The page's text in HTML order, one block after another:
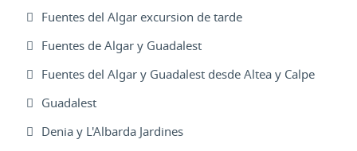
Fuentes del Algar excursion de tarde
Fuentes de Algar y Guadalest
Fuentes del Algar y Guadalest desde Altea y Calpe
Guadalest
Denia y L'Albarda Jardines